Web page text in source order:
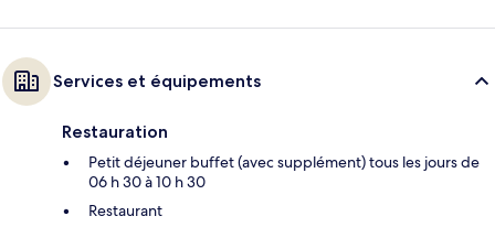
Services et équipements
Restauration
Petit déjeuner buffet (avec supplément) tous les jours de
06 h 30 à 10 h 30
Restaurant